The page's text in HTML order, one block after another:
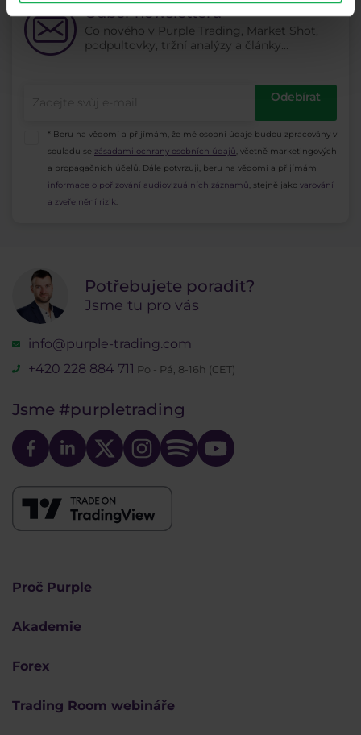
Odběr newsletteru
Co nového v Purple Trading, Market Shot,
podpultovky, tržní analýzy a články...
Odebírat
* Beru na vědomí a přijímám, že mé osobní údaje budou zpracovány v
souladu se zásadami ochrany osobních údajů, včetně marketingových
a propagačních účelů. Dále potvrzuji, beru na vědomí a přijímám
informace o pořizování audiovizuálních záznamů, stejně jako varování
a zveřejnění rizik.
Potřebujete poradit?
Jsme tu pro vás
info@purple-trading.com
+420 228 884 711 Po - Pá, 8-16h (CET)
Jsme #purpletrading
Proč Purple
Akademie
Forex
Trading Room webináře